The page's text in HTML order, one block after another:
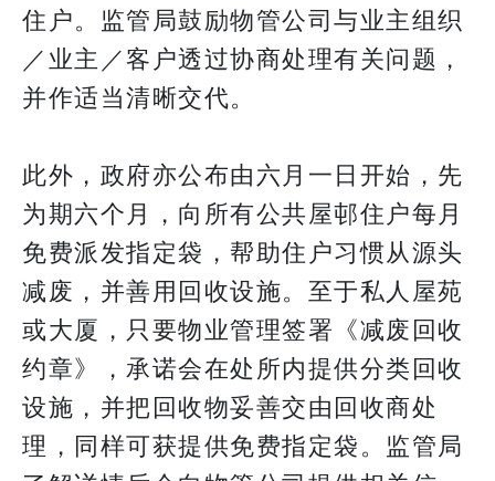
住户。监管局鼓励物管公司与业主组织
／业主／客户透过协商处理有关问题，
并作适当清晰交代。
此外，政府亦公布由六月一日开始，先
为期六个月，向所有公共屋邨住户每月
免费派发指定袋，帮助住户习惯从源头
减废，并善用回收设施。至于私人屋苑
或大厦，只要物业管理签署《减废回收
约章》，承诺会在处所内提供分类回收
设施，并把回收物妥善交由回收商处
理，同样可获提供免费指定袋。监管局